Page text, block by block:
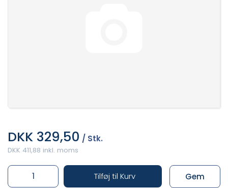
DKK 329,50 / Stk.
DKK 411,88 inkl. moms
Tilføj til Kurv Gem